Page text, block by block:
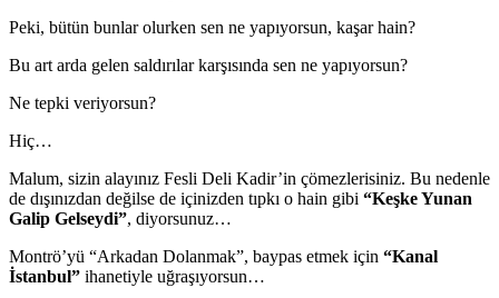
Peki, bütün bunlar olurken sen ne yapıyorsun, kaşar hain?
Bu art arda gelen saldırılar karşısında sen ne yapıyorsun?
Ne tepki veriyorsun?
Hiç…
Malum, sizin alayınız Fesli Deli Kadir’in çömezlerisiniz. Bu nedenle
de dışınızdan değilse de içinizden tıpkı o hain gibi “Keşke Yunan
Galip Gelseydi”, diyorsunuz…
Montrö’yü “Arkadan Dolanmak”, baypas etmek için “Kanal
İstanbul” ihanetiyle uğraşıyorsun…